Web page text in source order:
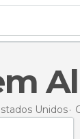
Unidos